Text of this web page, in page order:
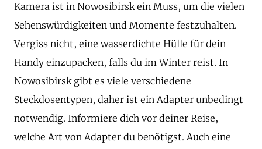
Kamera ist in Nowosibirsk ein Muss, um die vielen
Sehenswürdigkeiten und Momente festzuhalten.
Vergiss nicht, eine wasserdichte Hülle für dein
Handy einzupacken, falls du im Winter reist. In
Nowosibirsk gibt es viele verschiedene
Steckdosentypen, daher ist ein Adapter unbedingt
notwendig. Informiere dich vor deiner Reise,
welche Art von Adapter du benötigst. Auch eine